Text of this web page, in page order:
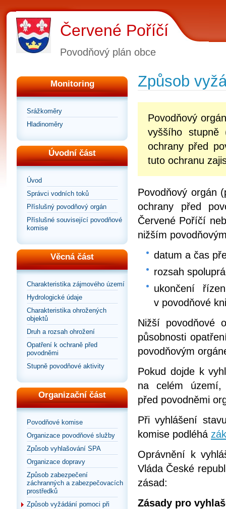
Červené Poříčí
Povodňový plán obce
Monitoring
Srážkoměry
Hladinoměry
Úvodní část
Úvod
Správci vodních toků
Příslušný povodňový orgán
Příslušné související povodňové
komise
Věcná část
Charakteristika zájmového území
Hydrologické údaje
Charakteristika ohrožených
objektů
Druh a rozsah ohrožení
Opatření k ochraně před
povodněmi
Stupně povodňové aktivity
Organizační část
Povodňové komise
Organizace povodňové služby
Způsob vyhlašování SPA
Organizace dopravy
Způsob zabezpečení
záchranných a zabezpečovacích
prostředků
Způsob vyžádání pomoci při
Způsob
Povodňový
vyššího
ochrany před
tuto ochranu
Povodňový orgán
ochrany před
Červené Poříčí
nižším
datum a čas
rozsah
ukončení
v povodňové
Nižší povodňové
působnosti
povodňovým
Pokud dojde k
na celém
před povodněmi
Při vyhlášení
komise podléhá
Oprávnění k
Vláda České
zásad:
Zásady pro